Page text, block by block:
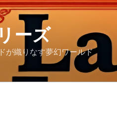
ーズ
が織りなす夢幻ワールド